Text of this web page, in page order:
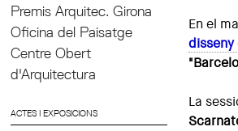
Premis Arquitec. Girona
Oficina del Paisatge
Centre Obert
d'Arquitectura
ACTES I EXPOSICIONS
En el
disseny
La